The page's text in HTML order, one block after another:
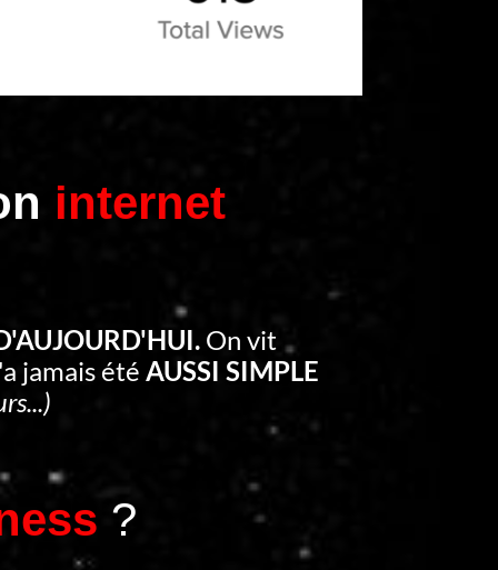
internet
On vit
jamais été AUSSI SIMPLE
?